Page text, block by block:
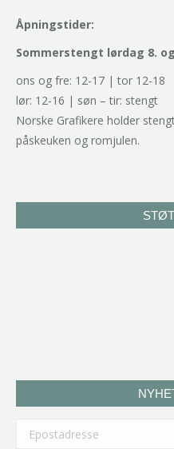
Åpningstider:
Sommerstengt lørdag 8.
ons og fre: 12-17 | tor 12-18
lør: 12-16 | søn – tir: stengt
Norske Grafikere holder
påskeuken og romjulen.